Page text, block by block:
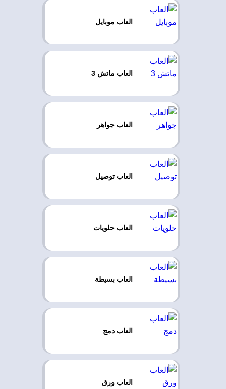
العاب موبايل
العاب ماتش 3
العاب جواهر
العاب توصيل
العاب حلويات
العاب بسيطة
العاب دمج
العاب ورق